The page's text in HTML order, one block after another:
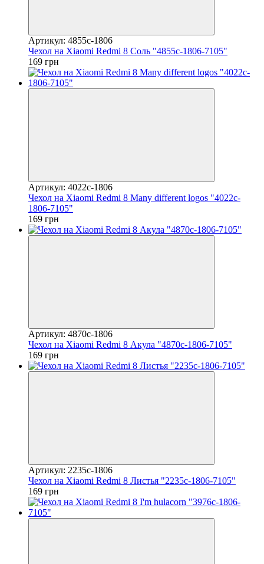
Артикул: 4855c-1806
Чехол на Xiaomi Redmi 8 Соль "4855c-1806-7105"
169 грн
Артикул: 4022c-1806
Чехол на Xiaomi Redmi 8 Many different logos "4022c-
1806-7105"
169 грн
Артикул: 4870c-1806
Чехол на Xiaomi Redmi 8 Акула "4870c-1806-7105"
169 грн
Артикул: 2235c-1806
Чехол на Xiaomi Redmi 8 Листья "2235c-1806-7105"
169 грн